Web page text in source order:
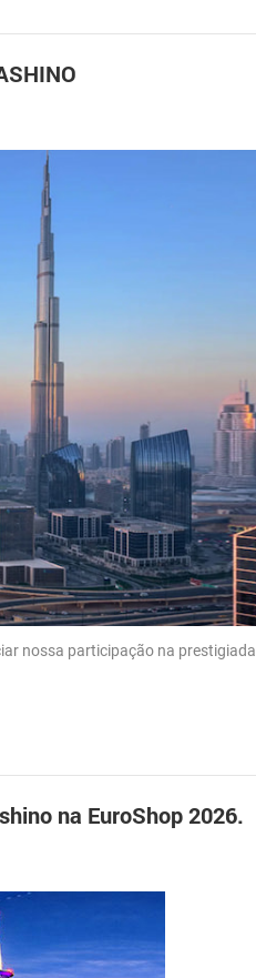
nossa participação na prestigiada
na EuroShop 2026.